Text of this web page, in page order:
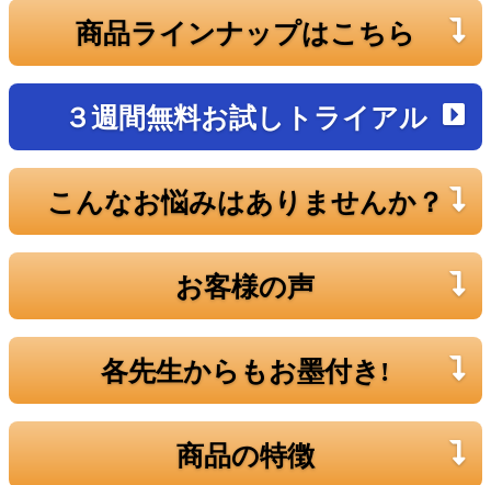
商品ラインナップはこちら
３週間無料お試しトライアル
こんなお悩みはありませんか？
お客様の声
各先生からもお墨付き!
商品の特徴